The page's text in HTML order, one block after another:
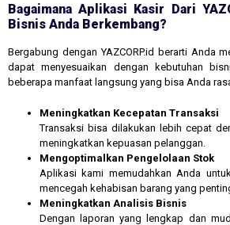
Bagaimana Aplikasi Kasir Dari
Bisnis Anda Berkembang?
Bergabung dengan YAZCORP.id berarti Anda
dapat menyesuaikan dengan kebutuhan
beberapa manfaat langsung yang bisa Anda
Meningkatkan Kecepatan Transaksi
Transaksi bisa dilakukan lebih cepat
meningkatkan kepuasan pelanggan.
Mengoptimalkan Pengelolaan Stok
Aplikasi kami memudahkan Anda
mencegah kehabisan barang yang
Meningkatkan Analisis Bisnis
Dengan laporan yang lengkap dan